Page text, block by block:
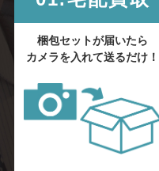
梱包セットが届いたら
カメラを入れて送るだけ！